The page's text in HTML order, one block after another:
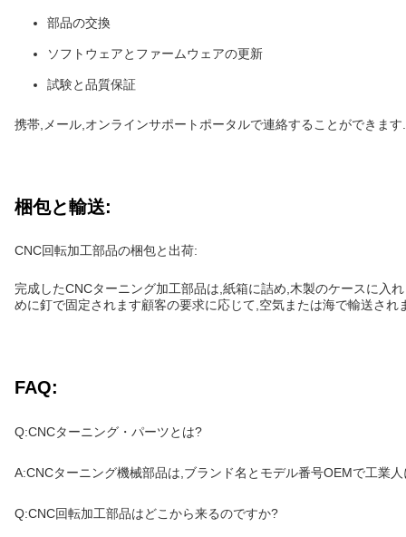
部品の交換
ソフトウェアとファームウェアの更新
試験と品質保証
携帯,メール,オンラインサポートポータルで連絡することができま
梱包と輸送:
CNC回転加工部品の梱包と出荷:
完成したCNCターニング加工部品は,紙箱に詰め,木製のケースに入
めに釘で固定されます顧客の要求に応じて,空気または海で輸送され
FAQ:
Q:CNCターニング・パーツとは?
A:CNCターニング機械部品は,ブランド名とモデル番号OEMで工業
Q:CNC回転加工部品はどこから来るのですか?